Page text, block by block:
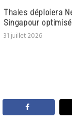
Thales déploiera
Singapour optimisé
31 juillet 2026